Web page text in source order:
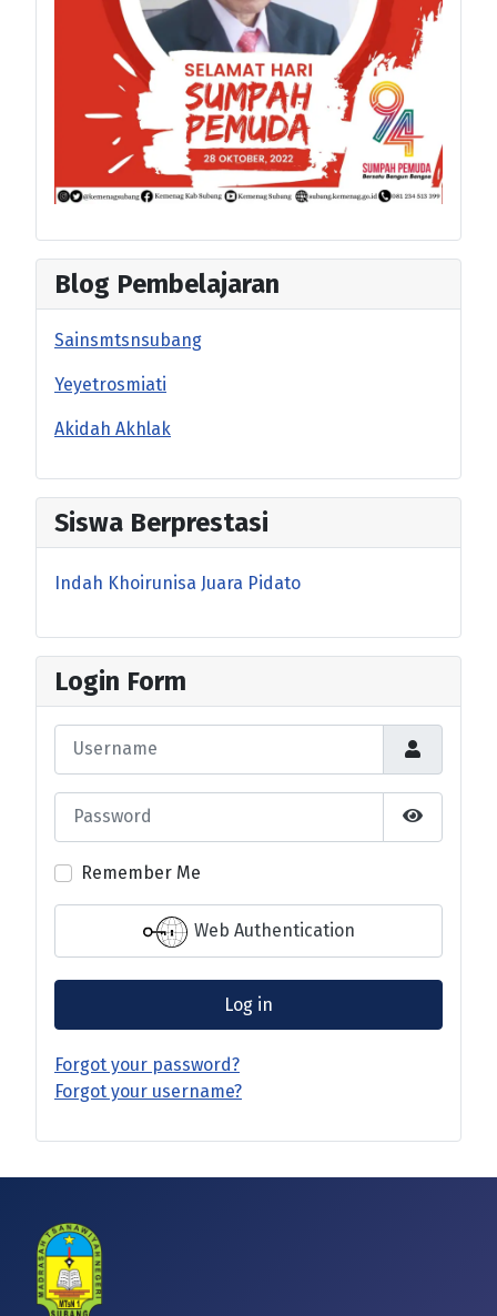
Blog Pembelajaran
Sainsmtsnsubang
Yeyetrosmiati
Akidah Akhlak
Siswa Berprestasi
Indah Khoirunisa Juara Pidato
Login Form
Password
Show
Remember Me
Web Authentication
Log in
Forgot your password?
Forgot your username?